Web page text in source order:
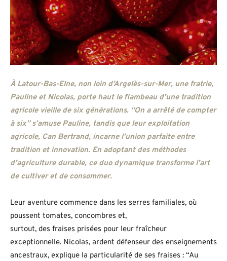
À Latour-Bas-Elne, non loin d’Argelès-sur-Mer, une fratrie,
Pauline et Nicolas, porte haut le flambeau d’une tradition
agricole vieille de six générations. “On a arrêté de compter
à six” s’amuse Pauline, tandis que leur exploitation
agricole, Can Bertrand, incarne l’union parfaite entre
tradition et innovation. En adoptant des méthodes
d’agriculture durable, ce duo dynamique transforme l’art
de cultiver et de consommer.
Leur aventure commence dans les serres familiales, où
poussent tomates, concombres et,
surtout, des fraises prisées pour leur fraîcheur
exceptionnelle. Nicolas, ardent défenseur des enseignements
ancestraux, explique la particularité de ses fraises : “Au